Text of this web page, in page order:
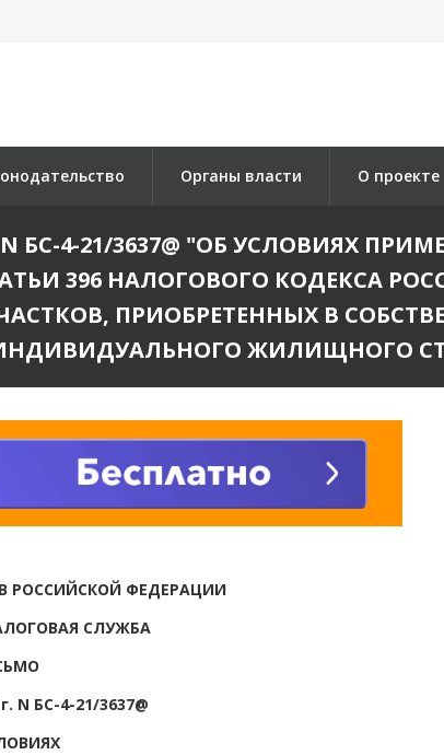
Органы власти О проекте
БС-4-21/3637@ "ОБ УСЛОВИЯХ
396 НАЛОГОВОГО КОДЕКСА
ПРИОБРЕТЕННЫХ В
ЖИЛИЩНОГО
РОССИЙСКОЙ ФЕДЕРАЦИИ
СЛУЖБА
N БС-4-21/3637@